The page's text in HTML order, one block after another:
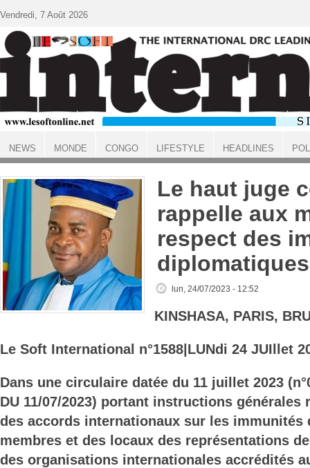
ACCUEIL
Le haut juge
rappelle aux
respect des
diplomatiques
lun, 24/07/2023 - 12:52
KINSHASA, PARIS,
Le Soft International n°1588 |LUNdi 24 JUIllet
Dans une circulaire datée du 11 juillet 2023
DU 11/07/2023) portant instructions générales
des accords internationaux sur les immunités
membres et des locaux des représentations
des organisations internationales accrédités
Vendredi, 7 Août 2026
NEWS MONDE CONGO LIFESTYLE HEADLINES